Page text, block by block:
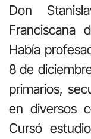
Don
Franciscana
Había
8 de
primarios,
en diversos
Cursó